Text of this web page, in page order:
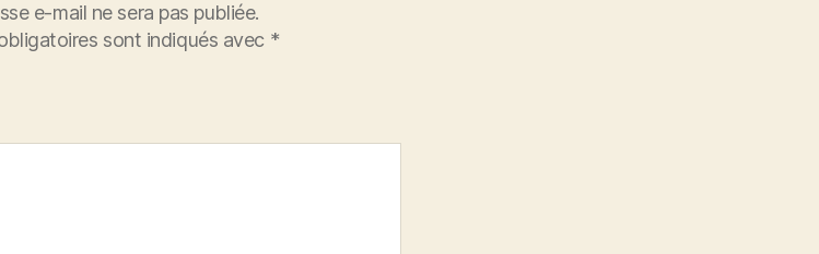
e-mail ne sera pas publiée.
sont indiqués avec *